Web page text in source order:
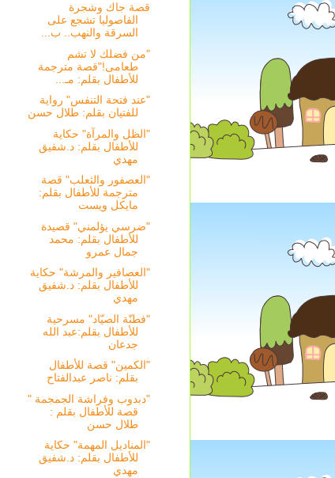
قصة جاك وشجرة
الفاصوليا تشجع على
السرقة والنهب.. ب...
"من فضلك لا تشم
طعامى!"قصة مترجمة
للأطفال بقلم: مـ...
"عند فتحة التنفس" رواية
للفتيان بقلم: طلال حسن
"الظل والمرآة" حكاية
للأطفال بقلم: د.شفيق
مهدي
"العصفور والثعلب" قصة
مترجمة للأطفال بقلم:
مايكل ويست
"ضرسي يؤلمني" قصيدة
للأطفال بقلم: محمد
جمال عمرو
"العصافير والمرشة" حكاية
للأطفال بقلم: د.شفيق
مهدي
"فطنّة الصيّاد" مسرحية
للأطفال بقلم:عبد الله
جدعان
"الكمين" قصة للأطفال
بقلم: ناصر عبدالفتاح
"دبدوب وفراشة الجمجمة "
قصة للأطفال بقلم :
طلال حسن
"المناديل المهمة" حكاية
للأطفال بقلم: د.شفيق
مهدي